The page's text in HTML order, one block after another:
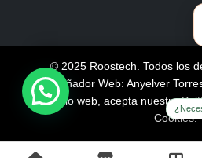
© 2025 Roostech. Todos los
Diseñador Web: Anyelver
sitio web, acepta nuestra
Cookies.